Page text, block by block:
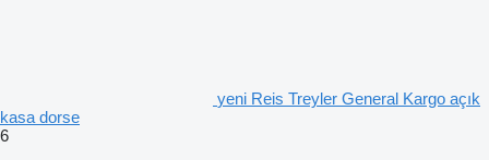
yeni Reis Treyler General Kargo açık
kasa dorse
6